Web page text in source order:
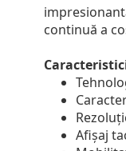
continuă a
Afișaj